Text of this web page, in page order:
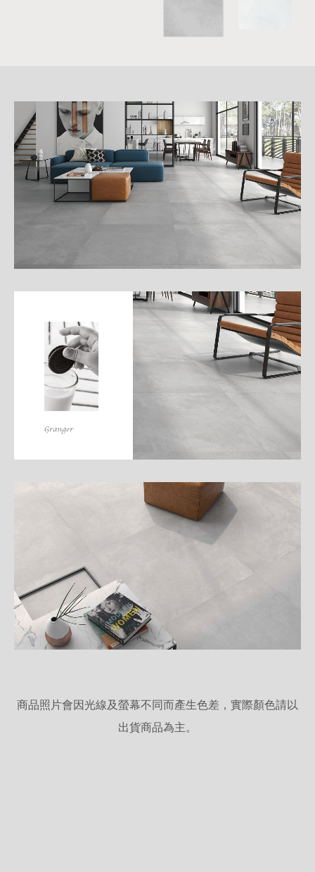
細
介
紹
商品照片會因光線及螢幕不同而產生色差，實際顏色請以
出貨商品為主。